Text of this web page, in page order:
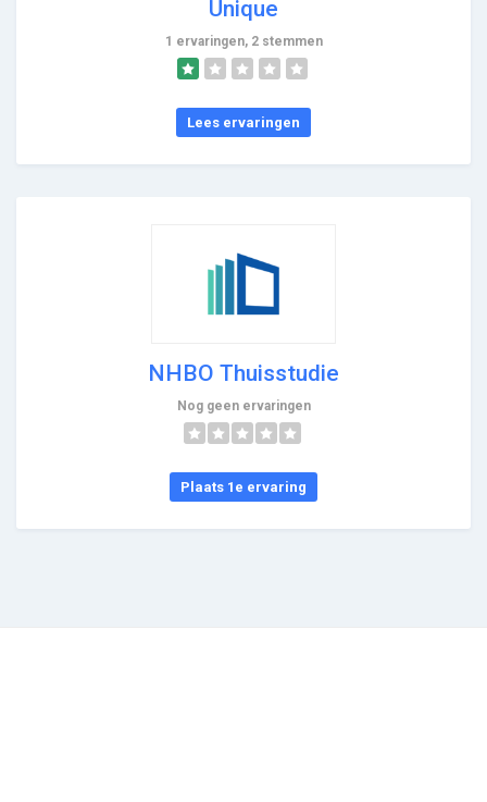
Unique
1 ervaringen, 2 stemmen
Lees ervaringen
NHBO Thuisstudie
Nog geen ervaringen
Plaats 1e ervaring